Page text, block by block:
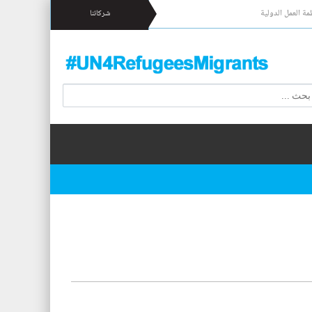
العمل الدولية شركائنا